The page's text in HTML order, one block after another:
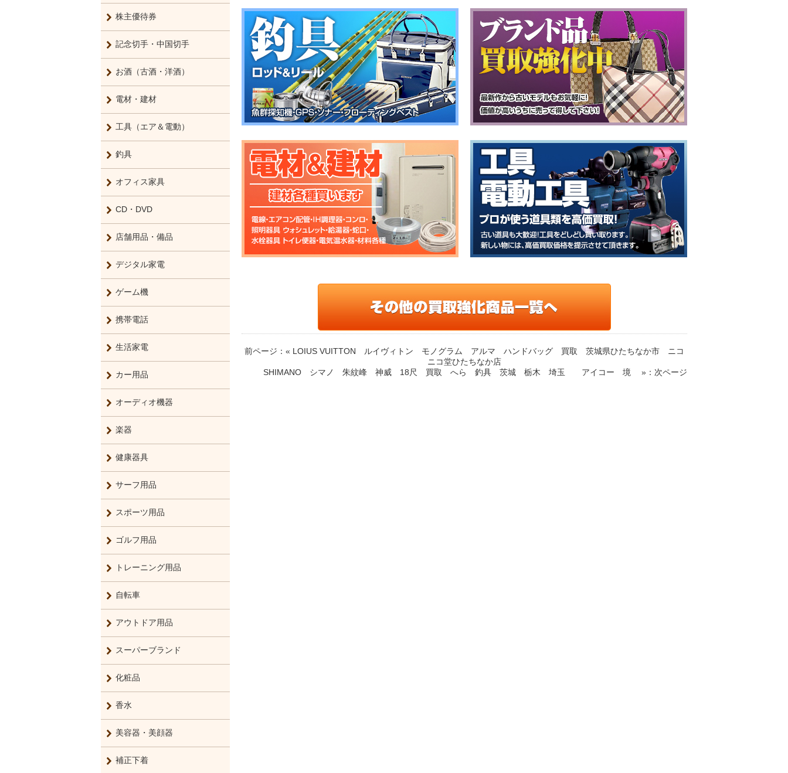
株主優待券
記念切手・中国切手
お酒（古酒・洋酒）
電材・建材
工具（エア＆電動）
釣具
オフィス家具
CD・DVD
店舗用品・備品
デジタル家電
ゲーム機
携帯電話
生活家電
カー用品
オーディオ機器
楽器
健康器具
サーフ用品
スポーツ用品
ゴルフ用品
トレーニング用品
自転車
アウトドア用品
スーパーブランド
化粧品
香水
美容器・美顔器
補正下着
前ページ： « LOIUS VUITTON ルイヴィトン モノグラム アルマ ハンドバッグ 買取 茨城県ひたちなか市 ニコ
ニコ堂ひたちなか店
SHIMANO シマノ 朱紋峰 神威 18尺 買取 へら 釣具 茨城 栃木 埼玉 アイコー 境 » ：次ページ